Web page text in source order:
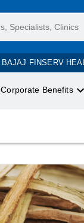
BAJAJ FINSERV
Corporate Benefits